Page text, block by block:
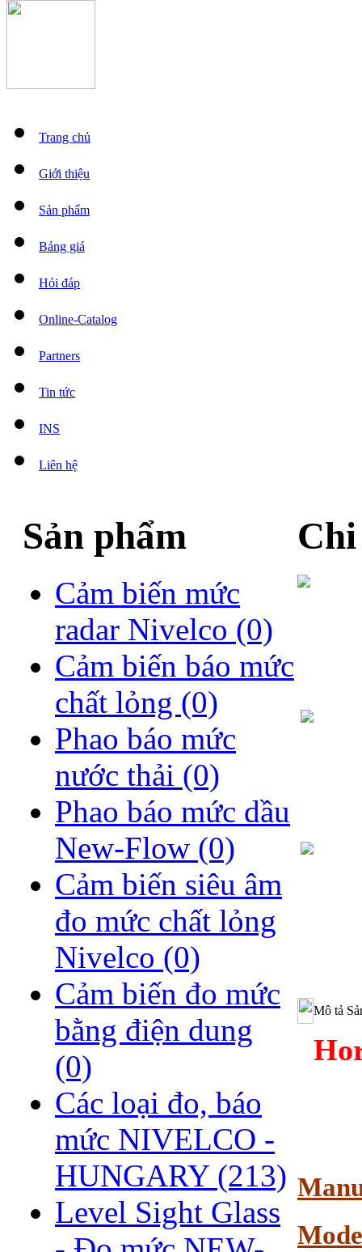
Trang chủ
Giới thiệu
Sản phẩm
Bảng giá
Hỏi đáp
Online-Catalog
Partners
Tin tức
INS
Liên hệ
Sản phẩm
Cảm biến mức
radar Nivelco (0)
Cảm biến báo mức
chất lỏng (0)
Phao báo mức
nước thải (0)
Phao báo mức dầu
New-Flow (0)
Cảm biến siêu âm
đo mức chất lỏng
Nivelco (0)
Cảm biến đo mức
bằng điện dung
(0)
Các loại đo, báo
mức NIVELCO -
HUNGARY (213)
Level Sight Glass
Mô tả